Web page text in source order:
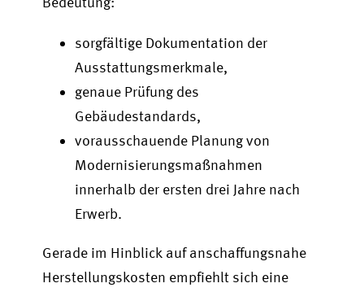
sorgfältige Dokumentation der
Ausstattungsmerkmale,
genaue Prüfung des
Gebäudestandards,
vorausschauende Planung von
Modernisierungsmaßnahmen
innerhalb der ersten drei Jahre nach
Erwerb.
Gerade im Hinblick auf anschaffungsnahe
Herstellungskosten empfiehlt sich eine